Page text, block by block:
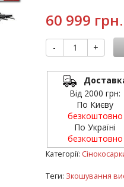
60 999 грн.
- +
Від 2000 грн:
По Києву
безкоштовно
По Україні
безкоштовно
Категорії:
Теги: Зкошування